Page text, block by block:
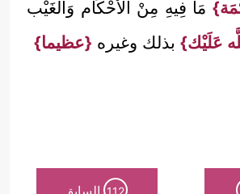
مَا فِيهِ مِنْ الْأَحْكَام وَالْغَيْب
عَلَيْك} بذلك وغيره {عظيما}
112 السابق